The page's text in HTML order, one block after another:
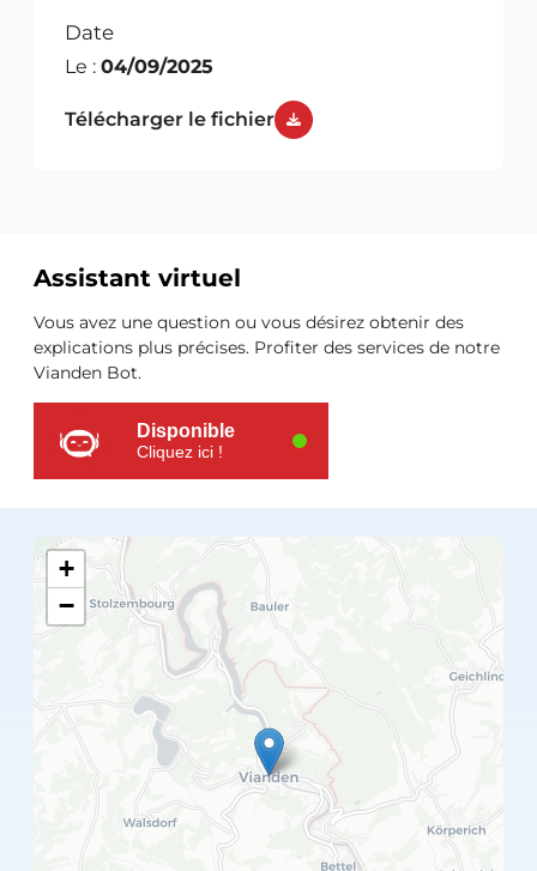
Date
Le : 04/09/2025
Télécharger le fichier
Ressources
supplémentaires
Assistant virtuel
Vous avez une question ou vous désirez obtenir des
explications plus précises. Profiter des services de notre
Vianden Bot.
Disponible
Cliquez ici !
+
−